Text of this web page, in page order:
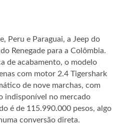
Peru e Paraguai, a Jeep do
Renegade para a Colômbia.
de acabamento, o modelo
com motor 2.4 Tigershark
de nove marchas, com
indisponível no mercado
é de 115.990.000 pesos, algo
conversão direta.